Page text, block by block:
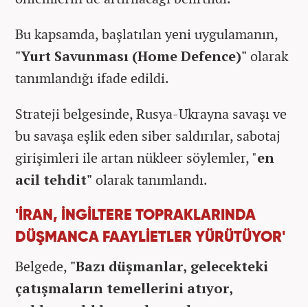
Bu kapsamda, başlatılan yeni uygulamanın,
"Yurt Savunması (Home Defence)" olarak
tanımlandığı ifade edildi.
Strateji belgesinde, Rusya-Ukrayna savaşı ve
bu savaşa eşlik eden siber saldırılar, sabotaj
girişimleri ile artan nükleer söylemler, "en
acil tehdit" olarak tanımlandı.
'İRAN, İNGİLTERE TOPRAKLARINDA
DÜŞMANCA FAAYLİETLER YÜRÜTÜYOR'
Belgede, "Bazı düşmanlar, gelecekteki
çatışmaların temellerini atıyor,